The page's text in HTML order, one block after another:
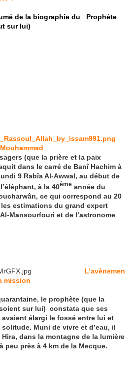
de la biographie du
Prophète
sur lui)
(que la prière et la paix
dans le carré de Banî Hachim à
9 Rabîa Al-Awwal, au début de
à la 40ème année du
ce qui correspond au 20
estimations du grand expert
Mansourfouri et de l’astronome
L’avènemen
mission
le prophète (que la
sur lui) constata que ses
élargi le fossé entre lui et
Muni de vivre et d’eau, il
dans la montagne de la lumière
peu près à 4 km de la Mecque.